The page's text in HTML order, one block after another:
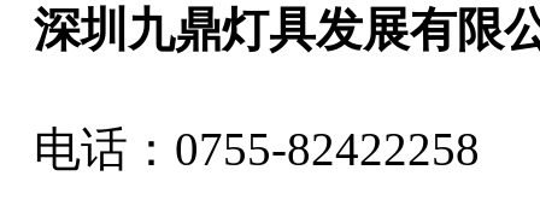
深圳九鼎灯具发展有限
电话：0755-82422258